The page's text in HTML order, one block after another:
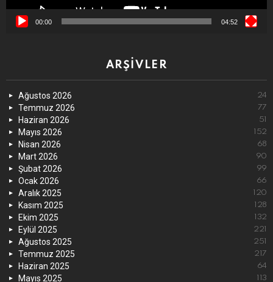
00:00 04:52
ARŞIVLER
Ağustos 2026 24
Temmuz 2026 77
Haziran 2026 51
Mayıs 2026 152
Nisan 2026 68
Mart 2026 90
Şubat 2026 99
Ocak 2026 66
Aralık 2025 120
Kasım 2025 128
Ekim 2025 132
Eylül 2025 221
Ağustos 2025 251
Temmuz 2025 217
Haziran 2025 64
Mayıs 2025 113